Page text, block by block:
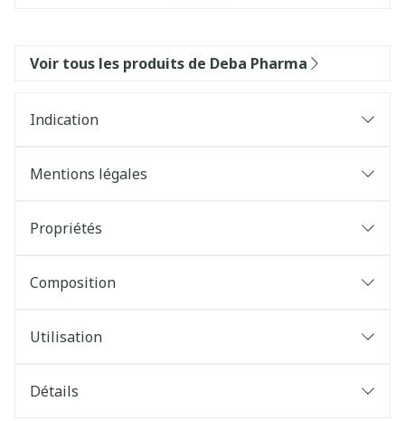
Voir tous les produits de Deba Pharma
Indication
Mentions légales
Propriétés
Composition
Utilisation
Détails